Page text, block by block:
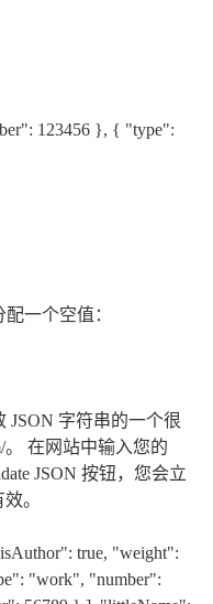
123456 }, { "type":
一个空值：
JSON 字符串的一个很
。 在网站中输入您的
JSON 按钮，您会立
。
true, "weight":
"work", "number":